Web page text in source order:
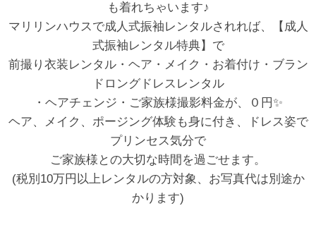
も着れちゃいます♪
マリリンハウスで成人式振袖レンタルされれば、【成人
式振袖レンタル特典】で
前撮り衣装レンタル・ヘア・メイク・お着付け・ブラン
ドロングドレスレンタル
・ヘアチェンジ・ご家族様撮影料金が、０円✨
ヘア、メイク、ポージング体験も身に付き、ドレス姿で
プリンセス気分で
ご家族様との大切な時間を過ごせます。
(税別10万円以上レンタルの方対象、お写真代は別途か
かります)